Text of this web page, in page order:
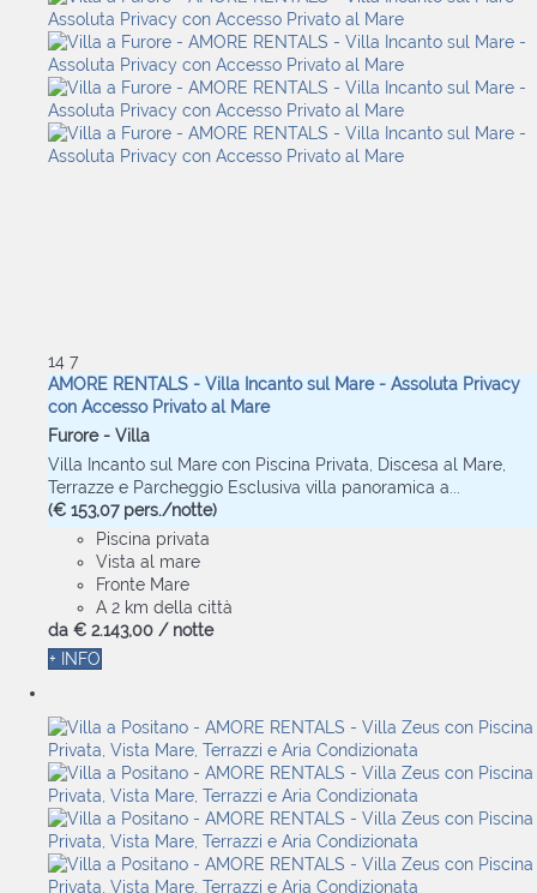
14 7
AMORE RENTALS - Villa Incanto sul Mare - Assoluta Privacy
con Accesso Privato al Mare
Furore - Villa
Villa Incanto sul Mare con Piscina Privata, Discesa al Mare,
Terrazze e Parcheggio Esclusiva villa panoramica a...
(€ 153,07 pers./notte)
Piscina privata
Vista al mare
Fronte Mare
A 2 km della città
da € 2.143,00 / notte
+ INFO